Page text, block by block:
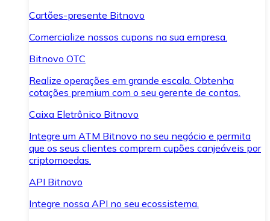
Cartões-presente Bitnovo
Comercialize nossos cupons na sua empresa.
Bitnovo OTC
Realize operações em grande escala. Obtenha
cotações premium com o seu gerente de contas.
Caixa Eletrônico Bitnovo
Integre um ATM Bitnovo no seu negócio e permita
que os seus clientes comprem cupões canjeáveis por
criptomoedas.
API Bitnovo
Integre nossa API no seu ecossistema.